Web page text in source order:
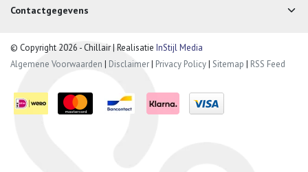
Contactgegevens
© Copyright 2026 - Chillair | Realisatie InStijl Media
Algemene Voorwaarden | Disclaimer| Privacy Policy| Sitemap | RSS Feed